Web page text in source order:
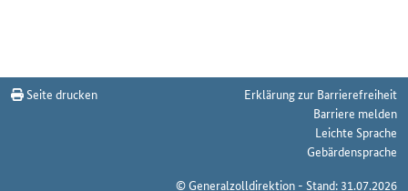
Seite drucken
Erklärung zur Barrierefreiheit
Barriere melden
Leichte Sprache
Gebärdensprache
© Generalzolldirektion - Stand: 31.07.2026